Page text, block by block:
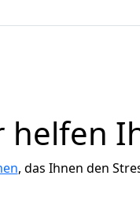
helfen
, das Ihnen den